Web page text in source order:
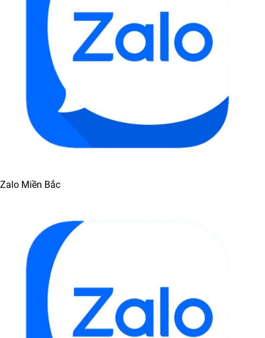
Zalo Miền Bắc